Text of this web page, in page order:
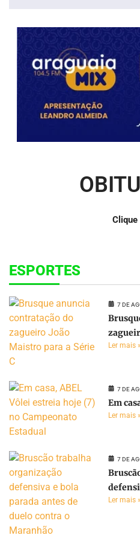
Clique
ESPORTES
7 DE
Ler mais »
7 DE
Em
Ler mais »
7 DE
Ler mais »